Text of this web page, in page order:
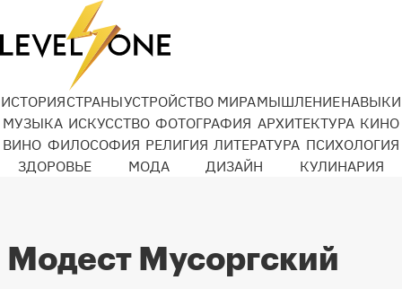
ИСТОРИЯСТРАНЫУСТРОЙСТВО МИРАМЫШЛЕНИЕНАВЫКИ
МУЗЫКА ИСКУССТВО ФОТОГРАФИЯ АРХИТЕКТУРА КИНО
ВИНО ФИЛОСОФИЯ РЕЛИГИЯ ЛИТЕРАТУРА ПСИХОЛОГИЯ
ЗДОРОВЬЕ
МОДА ДИЗАЙН КУЛИНАРИЯ
Модест Мусоргский